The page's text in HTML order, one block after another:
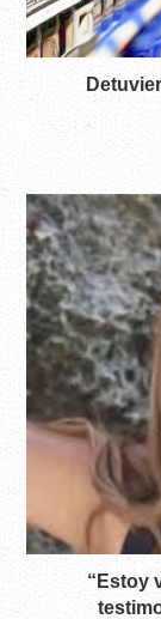
“Estoy